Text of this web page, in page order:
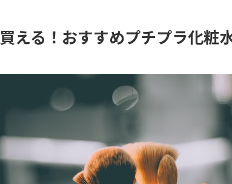
える！おすすめプチプラ化粧